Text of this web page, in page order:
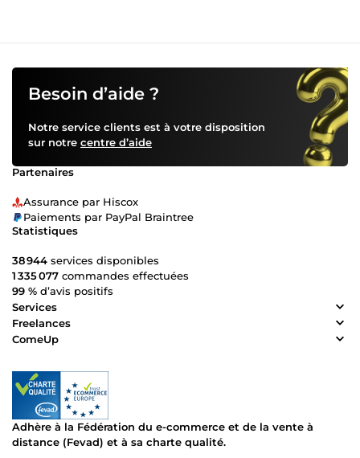
Besoin d’aide ?
Notre service clients est à votre disposition
sur notre centre d’aide
Partenaires
Assurance par Hiscox
Paiements par PayPal Braintree
Statistiques
38 944 services disponibles
1 335 077 commandes effectuées
99 % d’avis positifs
Services
Freelances
ComeUp
Adhère à la Fédération du e-commerce et de la vente à
distance (Fevad) et à sa charte qualité.